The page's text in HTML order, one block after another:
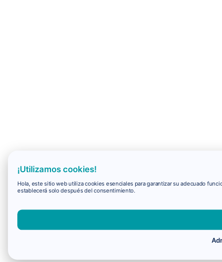
¡Utilizamos cookies!
Hola, este sitio web utiliza cookies esenciales para garantizar su adecuado
establecerá solo después del consentimiento.